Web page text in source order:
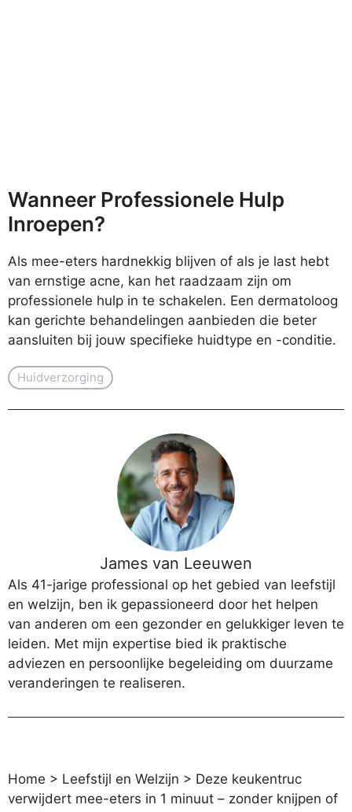
Wanneer Professionele Hulp
Inroepen?
Als mee-eters hardnekkig blijven of als je last hebt
van ernstige acne, kan het raadzaam zijn om
professionele hulp in te schakelen. Een dermatoloog
kan gerichte behandelingen aanbieden die beter
aansluiten bij jouw specifieke huidtype en -conditie.
Huidverzorging
James van Leeuwen
Als 41-jarige professional op het gebied van leefstijl
en welzijn, ben ik gepassioneerd door het helpen
van anderen om een gezonder en gelukkiger leven te
leiden. Met mijn expertise bied ik praktische
adviezen en persoonlijke begeleiding om duurzame
veranderingen te realiseren.
Home > Leefstijl en Welzijn > Deze keukentruc
verwijdert mee-eters in 1 minuut – zonder knijpen of